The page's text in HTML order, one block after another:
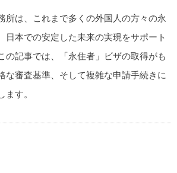
所は、これまで多くの外国人の方々の永
日本での安定した未来の実現をサポート
の記事では、「永住者」ビザの取得がも
な審査基準、そして複雑な申請手続きに
す。